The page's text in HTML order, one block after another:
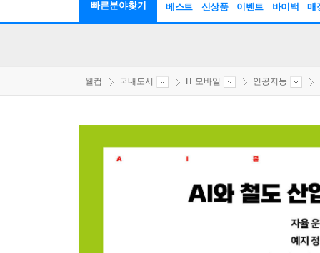
빠른분야찾기 베스트 신상품 이벤트 바이백 매
웰컴 국내도서 IT 모바일 인공지능